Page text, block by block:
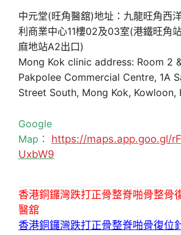
中元堂(旺角醫舘)地址：九龍旺角西
利商業中心11樓02及03室(港鐵旺角
麻地站A2出口)
Mong Kok clinic address: Room 2
Pakpolee Commercial Centre, 1A
Street South, Mong Kok, Kowloon,
Google
Map： https://maps.app.goo.gl/
UxbW9
香港銅鑼灣跌打正骨整脊啪骨整骨
醫舘
香港銅鑼灣跌打正骨整脊啪骨復位